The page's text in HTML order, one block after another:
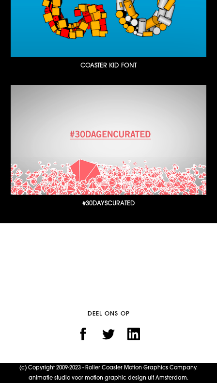
COASTER KID FONT
#30DAYSCURATED
DEEL ONS OP
(c) Copyright 2009-2023 - Roller Coaster Motion Graphics Company.
animatie studio voor motion graphic design uit Amsterdam.